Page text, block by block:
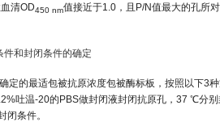
清OD450 nm值接近于1.0，且P/N值最大的孔所
件和封闭条件的确定
确定的最适包被抗原浓度包被酶标板，按照以
吐温-20的PBS做封闭液封闭抗原孔，37 ℃分
闭条件。